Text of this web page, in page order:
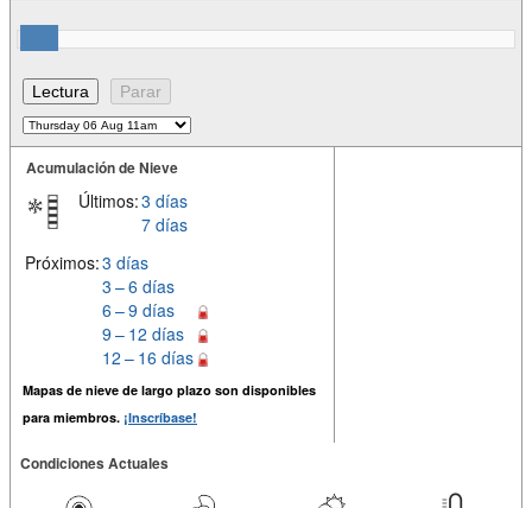
Acumulación de Nieve
Últimos:3 días
7 días
Próximos:3 días
3 – 6 días
6 – 9 días
9 – 12 días
12 – 16 días
Mapas de nieve de largo plazo son disponibles
para miembros. ¡Inscríbase!
Condiciones Actuales